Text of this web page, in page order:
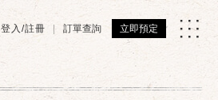
登入/註冊 訂單查詢 立即預定